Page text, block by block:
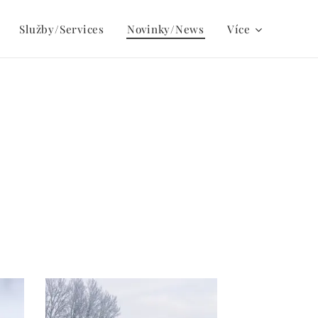
Služby/Services Novinky/News Více